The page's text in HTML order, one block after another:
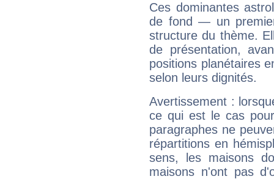
Ces dominantes
de fond — un
structure du thème.
de présentation,
positions planétaires
selon leurs dignités.
Avertissement :
ce qui est le cas
paragraphes ne
répartitions en
sens, les maisons
maisons n'ont pas